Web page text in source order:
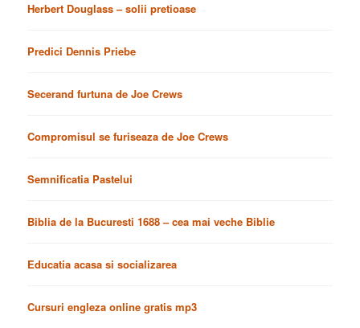
Herbert Douglass – solii pretioase
Predici Dennis Priebe
Secerand furtuna de Joe Crews
Compromisul se furiseaza de Joe Crews
Semnificatia Pastelui
Biblia de la Bucuresti 1688 – cea mai veche Biblie
Educatia acasa si socializarea
Cursuri engleza online gratis mp3